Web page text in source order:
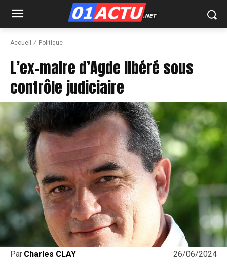
Accueil Politique
L’ex-maire d’Agde libéré sous
contrôle judiciaire
26/06/2024
Par Charles CLAY